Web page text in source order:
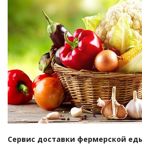
Смотреть проект
Сервис доставки фермерской